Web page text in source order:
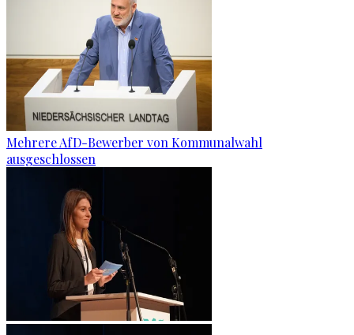
Mehrere AfD-Bewerber von Kommunalwahl
ausgeschlossen